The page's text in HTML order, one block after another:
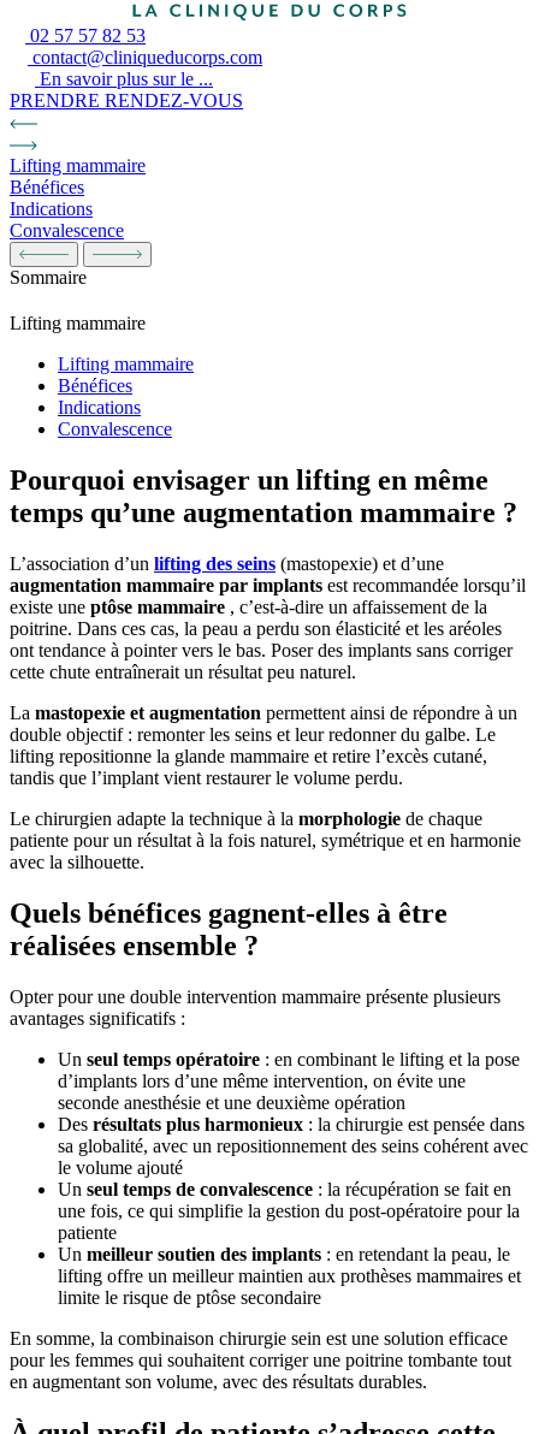
02 57 57 82 53
contact@cliniqueducorps.com
En savoir plus sur le ...
PRENDRE RENDEZ-VOUS
Lifting mammaire
Bénéfices
Indications
Convalescence
Sommaire
Lifting mammaire
Lifting mammaire
Bénéfices
Indications
Convalescence
Pourquoi envisager un lifting en même
temps qu’une augmentation mammaire ?
L’association d’un lifting des seins (mastopexie) et d’une
augmentation mammaire par implants est recommandée lorsqu’il
existe une ptôse mammaire , c’est-à-dire un affaissement de la
poitrine. Dans ces cas, la peau a perdu son élasticité et les aréoles
ont tendance à pointer vers le bas. Poser des implants sans corriger
cette chute entraînerait un résultat peu naturel.
La mastopexie et augmentation permettent ainsi de répondre à un
double objectif : remonter les seins et leur redonner du galbe. Le
lifting repositionne la glande mammaire et retire l’excès cutané,
tandis que l’implant vient restaurer le volume perdu.
Le chirurgien adapte la technique à la morphologie de chaque
patiente pour un résultat à la fois naturel, symétrique et en harmonie
avec la silhouette.
Quels bénéfices gagnent-elles à être
réalisées ensemble ?
Opter pour une double intervention mammaire présente plusieurs
avantages significatifs :
Un seul temps opératoire : en combinant le lifting et la pose
d’implants lors d’une même intervention, on évite une
seconde anesthésie et une deuxième opération
Des résultats plus harmonieux : la chirurgie est pensée dans
sa globalité, avec un repositionnement des seins cohérent avec
le volume ajouté
Un seul temps de convalescence : la récupération se fait en
une fois, ce qui simplifie la gestion du post-opératoire pour la
patiente
Un meilleur soutien des implants : en retendant la peau, le
lifting offre un meilleur maintien aux prothèses mammaires et
limite le risque de ptôse secondaire
En somme, la combinaison chirurgie sein est une solution efficace
pour les femmes qui souhaitent corriger une poitrine tombante tout
en augmentant son volume, avec des résultats durables.